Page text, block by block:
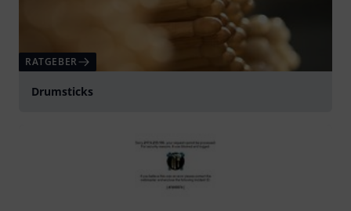
RATGEBER
Drumsticks